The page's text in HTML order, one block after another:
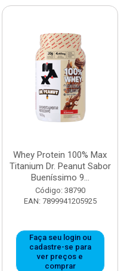
Whey Protein 100% Max
Titanium Dr. Peanut Sabor
Bueníssimo 9...
Código: 38790
EAN: 7899941205925
Faça seu login ou
cadastre-se para
ver preços e
comprar